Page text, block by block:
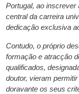
Portugal, ao
central da carreira
dedicação exclusiva
Contudo, o próprio
formação e atracção
qualificados,
doutor, vieram
doravante os seus